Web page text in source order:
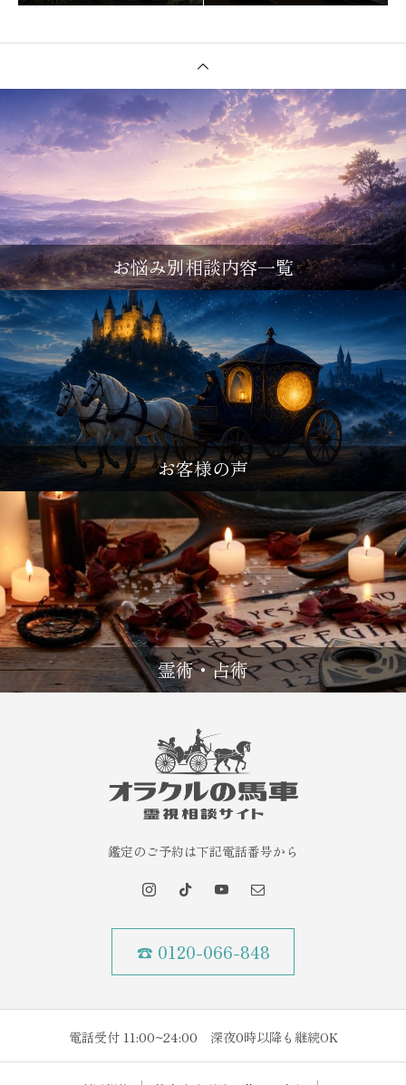
お悩み別相談内容一覧
お客様の声
霊術・占術
鑑定のご予約は下記電話番号から
☎ 0120-066-848
電話受付 11:00~24:00 深夜0時以降も継続OK